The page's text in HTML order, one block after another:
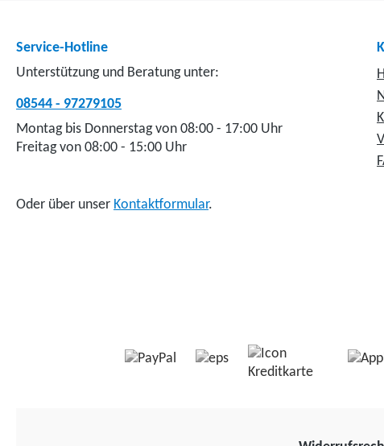
Service-Hotline
Unterstützung und Beratung unter:
08544 - 97279105
Montag bis Donnerstag von 08:00 - 17:00 Uhr
Freitag von 08:00 - 15:00 Uhr
Oder über unser Kontaktformular.